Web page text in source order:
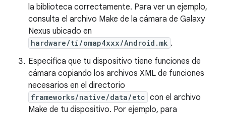
la biblioteca correctamente. Para ver un ejemplo,
consulta el archivo Make de la cámara de Galaxy
Nexus ubicado en
hardware/ti/omap4xxx/Android.mk .
Especifica que tu dispositivo tiene funciones de
cámara copiando los archivos XML de funciones
necesarios en el directorio
frameworks/native/data/etc con el archivo
Make de tu dispositivo. Por ejemplo, para